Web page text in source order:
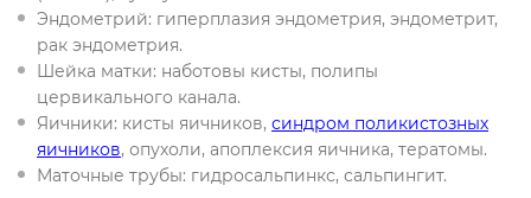
Эндометрий: гиперплазия эндометрия, эндометрит,
рак эндометрия.
Шейка матки: наботовы кисты, полипы
цервикального канала.
Яичники: кисты яичников, синдром поликистозных
яичников, опухоли, апоплексия яичника, тератомы.
Маточные трубы: гидросальпинкс, сальпингит.